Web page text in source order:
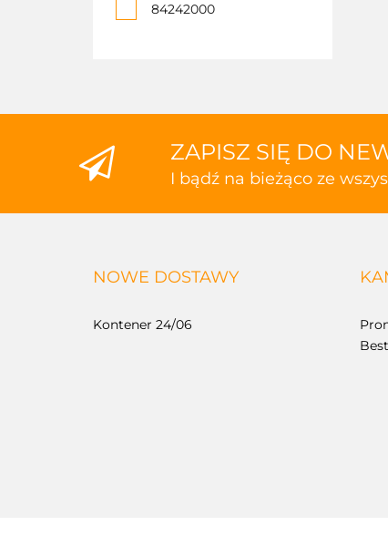
84242000
ZAPISZ SIĘ DO
I bądź na bieżąco ze
NOWE DOSTAWY
Kontener 24/06